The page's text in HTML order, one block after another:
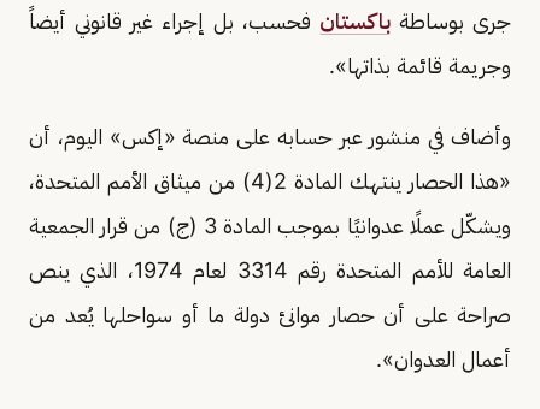
جرى بوساطة باكستان فحسب، بل إجراء غير قانوني أيضاً
وجريمة قائمة بذاتها».
وأضاف في منشور عبر حسابه على منصة «إكس» اليوم، أن
«هذا الحصار ينتهك المادة 2(4) من ميثاق الأمم المتحدة،
ويشكّل عملًا عدوانيًا بموجب المادة 3 (ج) من قرار الجمعية
العامة للأمم المتحدة رقم 3314 لعام 1974، الذي ينص
صراحة على أن حصار موانئ دولة ما أو سواحلها يُعد من
أعمال العدوان».